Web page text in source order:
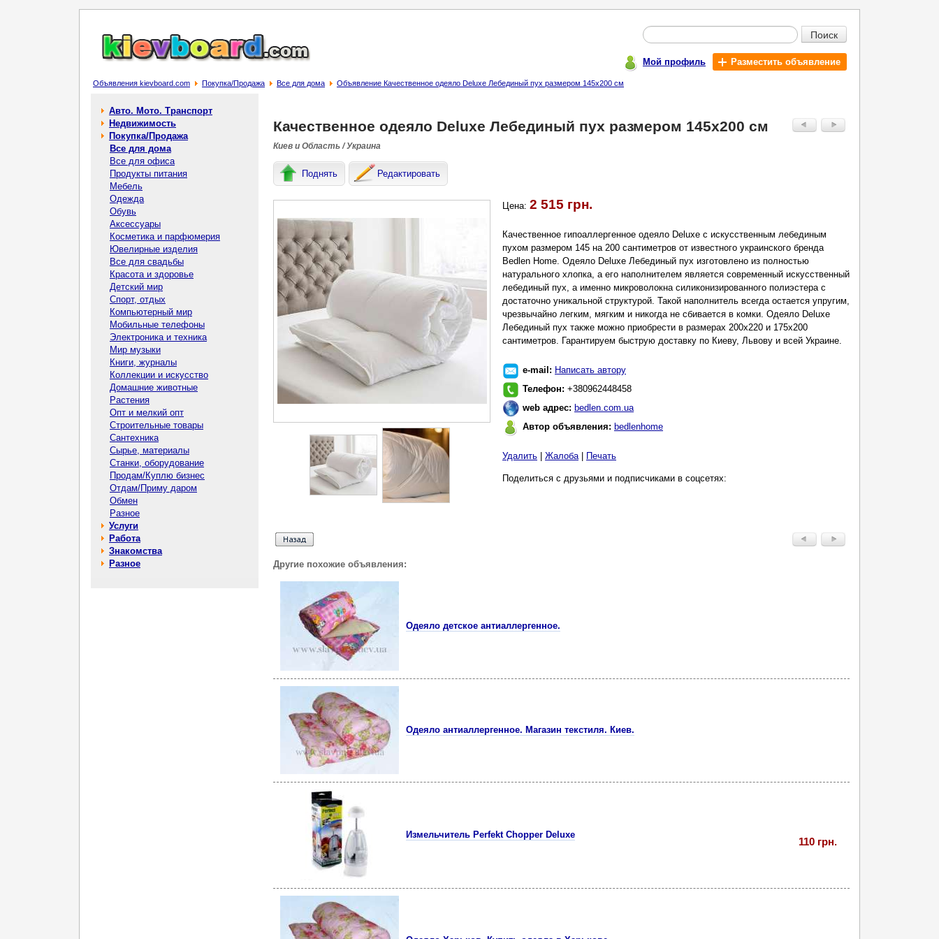
Поиск
Мой профиль Разместить объявление
Объявления kievboard.com Покупка/Продажа Все для дома Объявление Качественное одеяло Deluxe Лебединый пух размером 145х200 см
Авто. Мото. Транспорт
Недвижимость
Покупка/Продажа
Все для дома
Все для офиса
Продукты питания
Мебель
Одежда
Обувь
Аксессуары
Косметика и парфюмерия
Ювелирные изделия
Все для свадьбы
Красота и здоровье
Детский мир
Спорт, отдых
Компьютерный мир
Мобильные телефоны
Электроника и техника
Мир музыки
Книги, журналы
Коллекции и искусство
Домашние животные
Растения
Опт и мелкий опт
Строительные товары
Сантехника
Сырье, материалы
Станки, оборудование
Продам/Куплю бизнес
Отдам/Приму даром
Обмен
Разное
Услуги
Работа
Знакомства
Разное
Качественное одеяло Deluxe Лебединый пух размером 145х200 см
Киев и Область / Украина
Поднять Редактировать
Цена: 2 515 грн.
Качественное гипоаллергенное одеяло Deluxe с искусственным лебединым
пухом размером 145 на 200 сантиметров от известного украинского бренда
Bedlen Home. Одеяло Deluxe Лебединый пух изготовлено из полностью
натурального хлопка, а его наполнителем является современный искусственный
лебединый пух, а именно микроволокна силиконизированного полиэстера с
достаточно уникальной структурой. Такой наполнитель всегда остается упругим,
чрезвычайно легким, мягким и никогда не сбивается в комки. Одеяло Deluxe
Лебединый пух также можно приобрести в размерах 200x220 и 175x200
сантиметров. Гарантируем быструю доставку по Киеву, Львову и всей Украине.
e-mail: Написать автору
Телефон: +380962448458
web адрес: bedlen.com.ua
Автор объявления: bedlenhome
Удалить Жалоба| Печать
Поделиться с друзьями и подписчиками в соцсетях:
Другие похожие объявления:
Одеяло детское антиаллергенное.
Одеяло антиаллергенное. Магазин текстиля. Киев.
Измельчитель Perfekt Chopper Deluxe
110 грн.